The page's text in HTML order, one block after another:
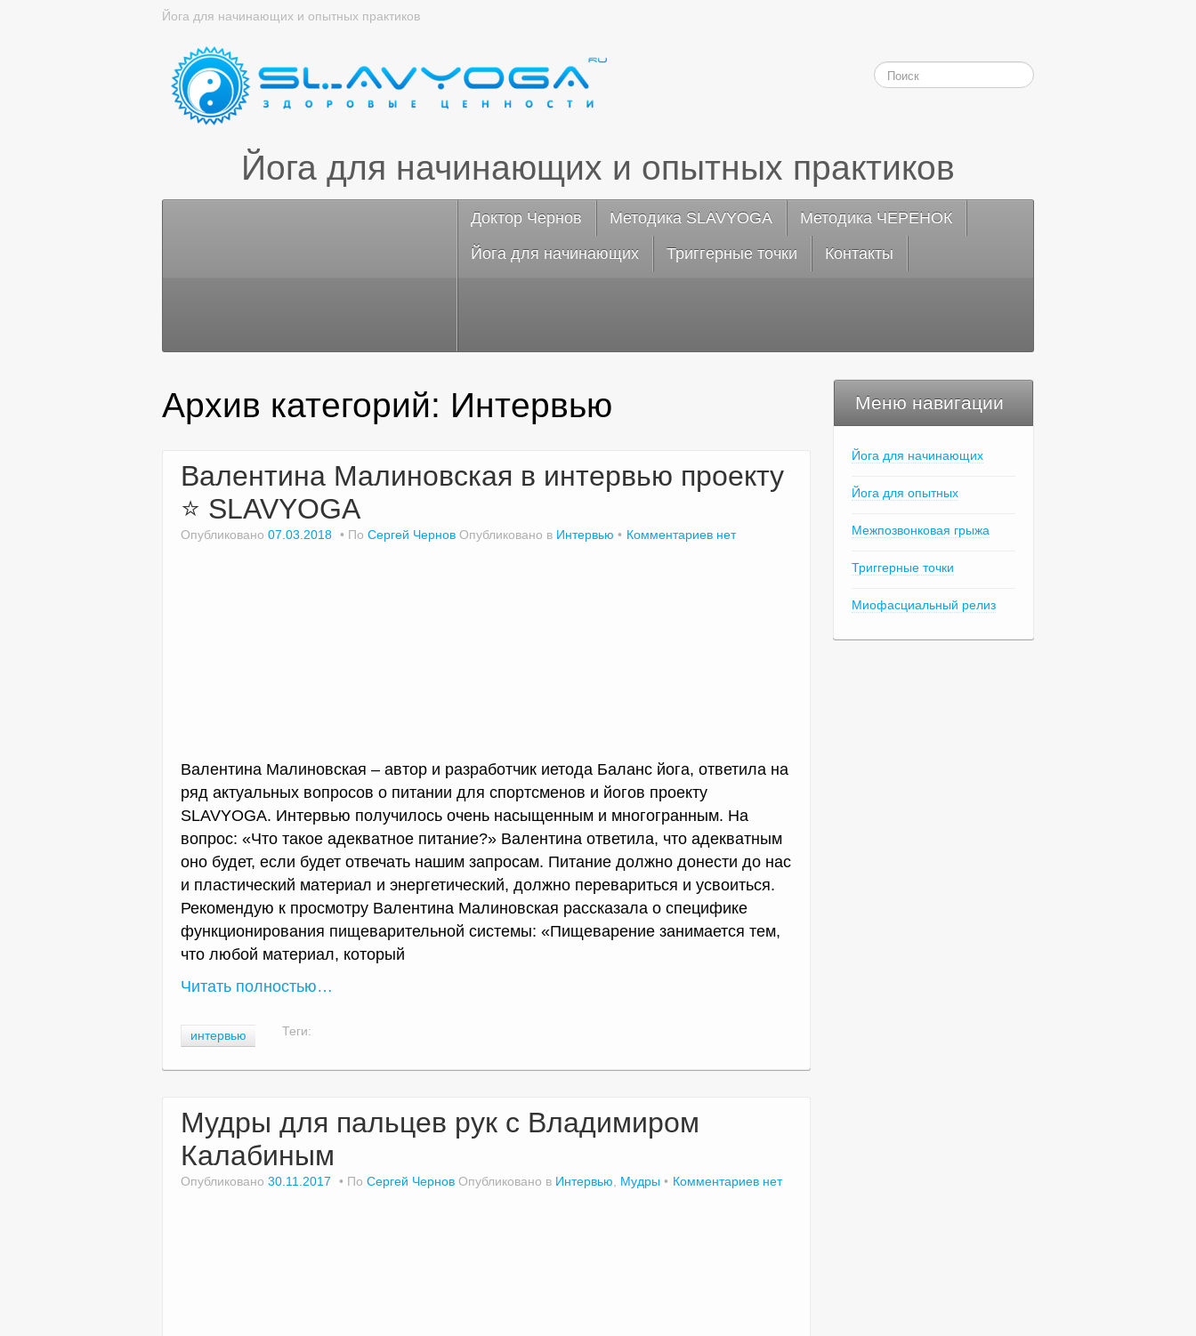
Йога для начинающих и опытных практиков
Йога для начинающих и опытных практиков
Доктор Чернов Методика SLAVYOGA
Методика ЧЕРЕНОК
Йога для начинающих
Триггерные точки Контакты
Архив категорий: Интервью
Валентина Малиновская в интервью проекту
⭐ SLAVYOGA
Опубликовано 07.03.2018 По Сергей Чернов Опубликовано в Интервью Комментариев нет
Валентина Малиновская – автор и разработчик иетода Баланс йога, ответила на
ряд актуальных вопросов о питании для спортсменов и йогов проекту
SLAVYOGA. Интервью получилось очень насыщенным и многогранным. На
вопрос: «Что такое адекватное питание?» Валентина ответила, что адекватным
оно будет, если будет отвечать нашим запросам. Питание должно донести до нас
и пластический материал и энергетический, должно перевариться и усвоиться.
Рекомендую к просмотру Валентина Малиновская рассказала о специфике
функционирования пищеварительной системы: «Пищеварение занимается тем,
что любой материал, который
Читать полностью…
Теги:
интервью
Мудры для пальцев рук с Владимиром
Калабиным
Опубликовано 30.11.2017 По Сергей Чернов Опубликовано в Интервью Мудры Комментариев нет
Меню навигации
Йога для начинающих
Йога для опытных
Межпозвонковая грыжа
Триггерные точки
Миофасциальный релиз